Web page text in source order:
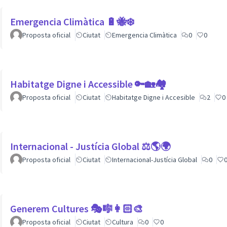
Emergencia Climàtica 🔋🐝❄️
Proposta oficial Ciutat Emergencia Climàtica 0 0
Habitatge Digne i Accessible 🔑🏡🏘
Proposta oficial Ciutat Habitatge Digne i Accesible 2 0
Internacional - Justícia Global ⚖️🌎🌍
Proposta oficial Ciutat Internacional-Justícia Global 0 0
Generem Cultures 🎭🎼👩🏻‍🎨
Proposta oficial Ciutat Cultura 0 0